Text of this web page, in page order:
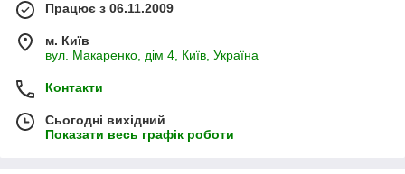
Працює з 06.11.2009
м. Київ
вул. Макаренко, дім 4, Київ, Україна
Контакти
Сьогодні вихідний
Показати весь графік роботи